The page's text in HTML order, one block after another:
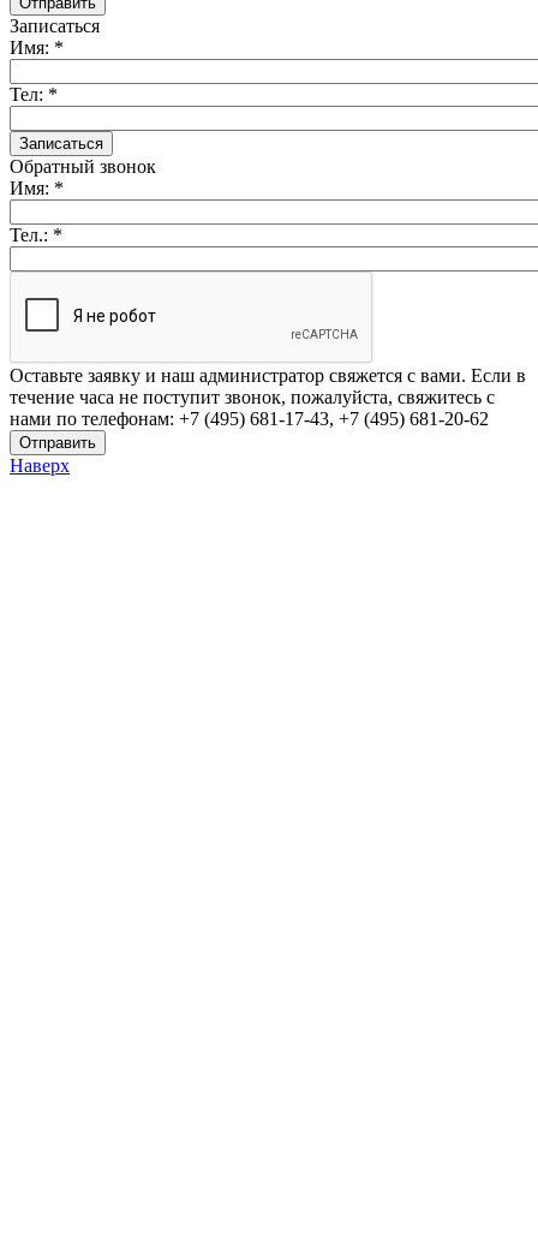
Записаться
Имя: *
Тел: *
Обратный звонок
Имя: *
Тел.: *
Оставьте заявку и наш администратор свяжется с вами. Если в
течение часа не поступит звонок, пожалуйста, свяжитесь с
нами по телефонам: +7 (495) 681-17-43, +7 (495) 681-20-62
Наверх